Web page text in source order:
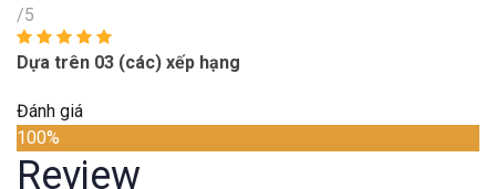
/5
Dựa trên 03 (các) xếp hạng
Đánh giá
100%
Review